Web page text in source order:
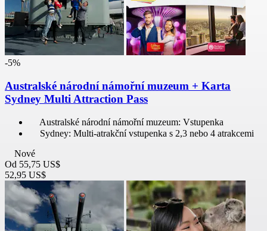
-5%
Australské národní námořní muzeum + Karta
Sydney Multi Attraction Pass
Australské národní námořní muzeum: Vstupenka
Sydney: Multi-atrakční vstupenka s 2,3 nebo 4 atrakcemi
Nové
Od 55,75 US$
52,95 US$